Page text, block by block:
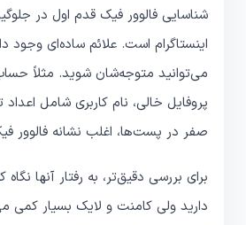
شناسایی فالوور فیک قدم اول در
اینستاگرام است. علائم ساده‌ای وجود
می‌توانید متوجه‌شان شوید. مثلاً
پروفایل خالی، نام کاربری شامل
صفر در پست‌ها، اغلب نشانه فالوور
برای بررسی دقیق‌تر، به رفتار آنها نگاه
دارید ولی کامنت و لایک بسیار کمی